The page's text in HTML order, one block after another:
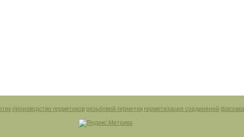
производство герметиков резьбовой герметик герметизация соединений